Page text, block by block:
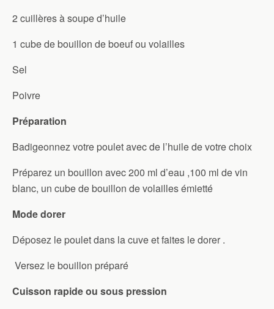
2 cuillères à soupe d’huile
1 cube de bouillon de boeuf ou volailles
Sel
Poivre
Préparation
Badigeonnez votre poulet avec de l’huile de votre choix
Préparez un bouillon avec 200 ml d’eau ,100 ml de vin
blanc, un cube de bouillon de volailles émietté
Mode dorer
Déposez le poulet dans la cuve et faites le dorer .
Versez le bouillon préparé
Cuisson rapide ou sous pression